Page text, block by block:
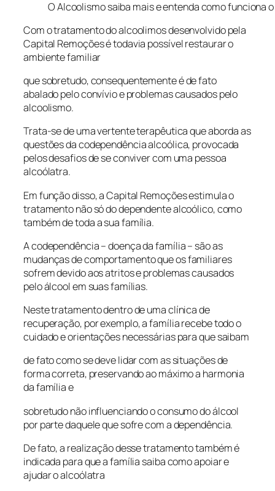
O Alcoolismo saiba mais e entenda como funciona
Com o tratamento do alcoolimos desenvolvido pela
Capital Remoções é todavia possível restaurar o
ambiente familiar
que sobretudo, consequentemente é de fato
abalado pelo convívio e problemas causados pelo
alcoolismo.
Trata-se de uma vertente terapêutica que aborda as
questões da codependência alcoólica, provocada
pelos desafios de se conviver com uma pessoa
alcoólatra.
Em função disso, a Capital Remoções estimula o
tratamento não só do dependente alcoólico, como
também de toda a sua família.
A codependência – doença da família – são as
mudanças de comportamento que os familiares
sofrem devido aos atritos e problemas causados
pelo álcool em suas famílias.
Neste tratamento dentro de uma clínica de
recuperação, por exemplo, a família recebe todo o
cuidado e orientações necessárias para que saibam
de fato como se deve lidar com as situações de
forma correta, preservando ao máximo a harmonia
da família e
sobretudo não influenciando o consumo do álcool
por parte daquele que sofre com a dependência.
De fato, a realização desse tratamento também é
indicada para que a família saiba como apoiar e
ajudar o alcoólatra